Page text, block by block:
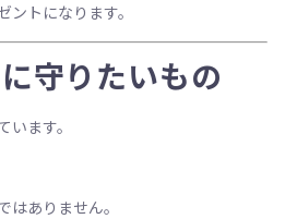
トになります。
守りたいもの
ます。
ありません。